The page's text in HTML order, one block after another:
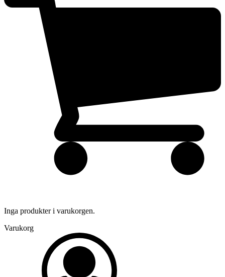
Inga produkter i varukorgen.
Varukorg